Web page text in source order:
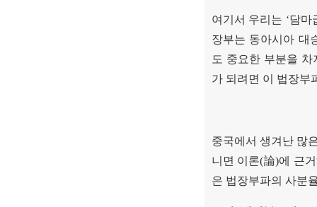
여기서 우리는 ‘담마
장부는 동아시아 대
도 중요한 부분을 차
가 되려면 이 법장부
중국에서 생겨난 많
니면 이론(論)에 근
은 법장부파의 사분